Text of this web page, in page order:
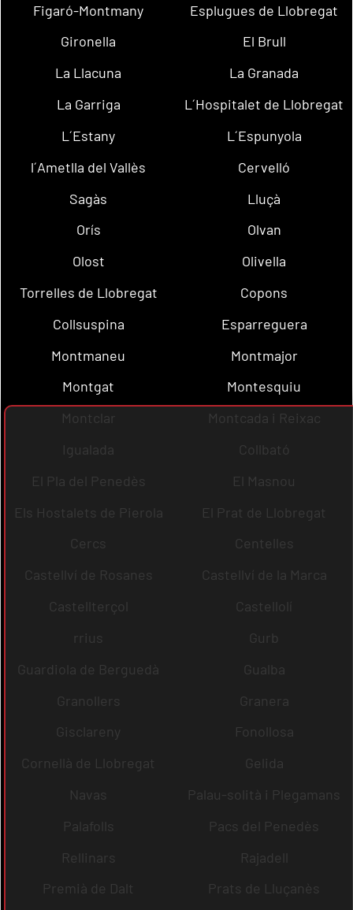
Figaró-Montmany
Esplugues de Llobregat
Gironella
El Brull
La Llacuna
La Granada
La Garriga
L´Hospitalet de Llobregat
L´Estany
L´Espunyola
l´Ametlla del Vallès
Cervelló
Sagàs
Lluçà
Orís
Olvan
Olost
Olivella
Torrelles de Llobregat
Copons
Collsuspina
Esparreguera
Montmaneu
Montmajor
Montgat
Montesquiu
Montclar
Montcada i Reixac
Igualada
Collbató
El Pla del Penedès
El Masnou
Els Hostalets de Pierola
El Prat de Llobregat
Cercs
Centelles
Castellví de Rosanes
Castellví de la Marca
Castellterçol
Castellolí
rrius
Gurb
Guardiola de Berguedà
Gualba
Granollers
Granera
Gisclareny
Fonollosa
Cornellà de Llobregat
Gelida
Navas
Palau-solità i Plegamans
Palafolls
Pacs del Penedès
Rellinars
Rajadell
Premià de Dalt
Prats de Lluçanès